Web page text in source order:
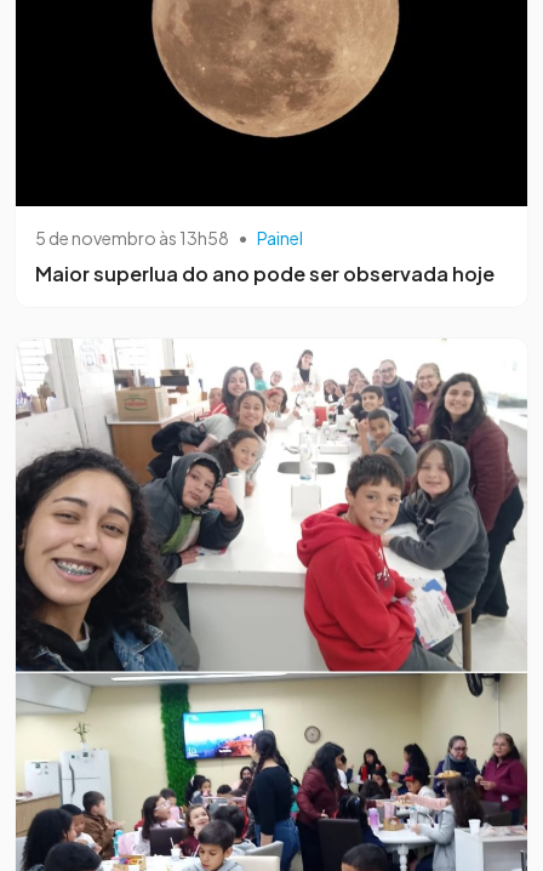
5 de novembro às 13h58 • Painel
Maior superlua do ano pode ser observada hoje